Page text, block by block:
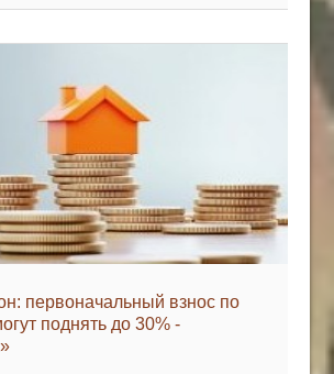
первоначальный взнос по
поднять до 30% -